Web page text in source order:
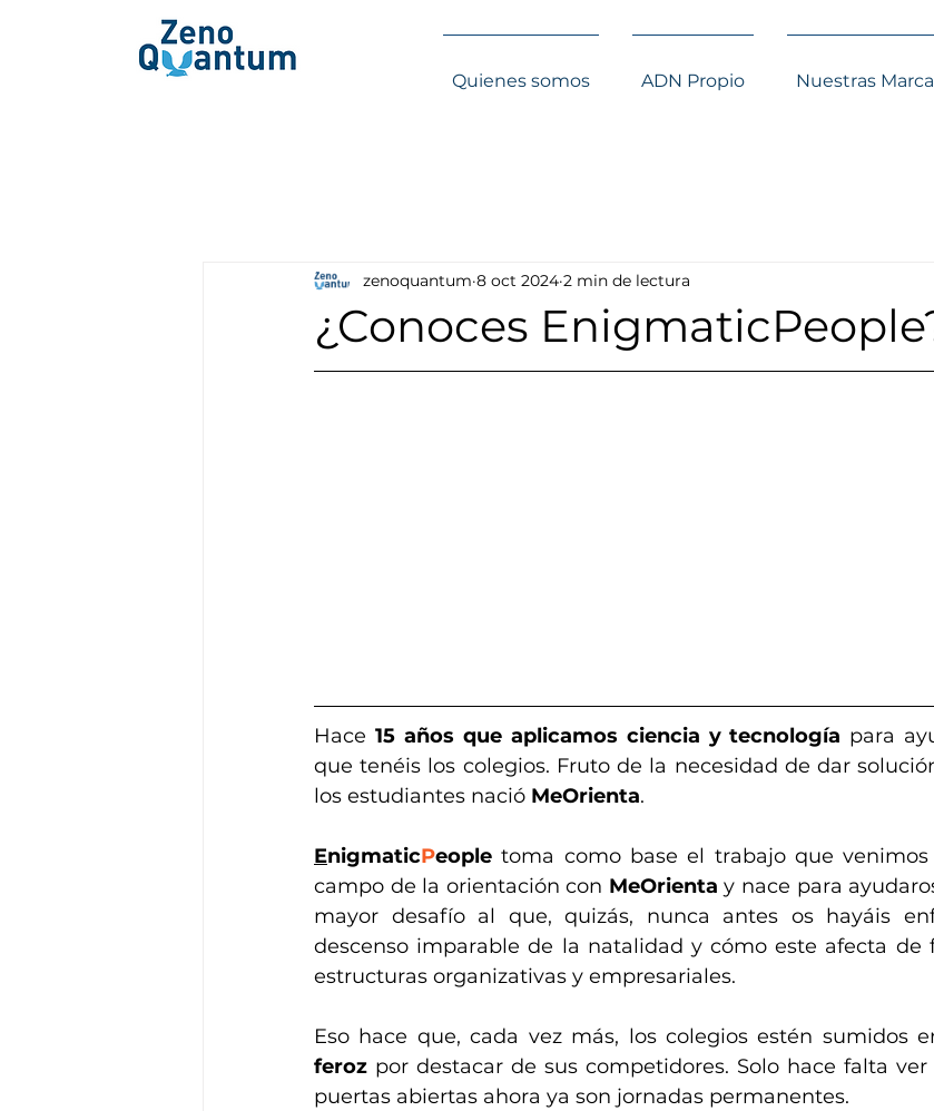
Quienes somos ADN Propio Nuestras
¿Conoces
zenoquantum 8 oct 2024 2 min de lectura
Hace 15 años que aplicamos ciencia y tecnología para
que tenéis los colegios. Fruto de la necesidad de dar
los estudiantes nació MeOrienta.
EnigmaticPeople toma como base el trabajo que
campo de la orientación con MeOrienta y nace para
mayor desafío al que, quizás, nunca antes os hayáis
descenso imparable de la natalidad y cómo este afecta de
estructuras organizativas y empresariales.
Eso hace que, cada vez más, los colegios estén sumidos
feroz por destacar de sus competidores. Solo hace falta
puertas abiertas ahora ya son jornadas permanentes.